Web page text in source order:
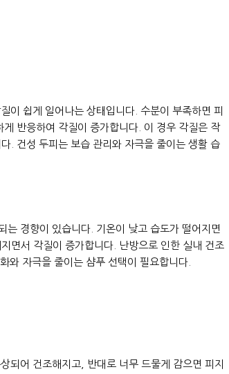
이 쉽게 일어나는 상태입니다. 수분이 부족하면 피
반응하여 각질이 증가합니다. 이 경우 각질은 작
. 건성 두피는 보습 관리와 자극을 줄이는 생활 습
는 경향이 있습니다. 기온이 낮고 습도가 떨어지면
면서 각질이 증가합니다. 난방으로 인한 실내 건조
와 자극을 줄이는 샴푸 선택이 필요합니다.
되어 건조해지고, 반대로 너무 드물게 감으면 피지